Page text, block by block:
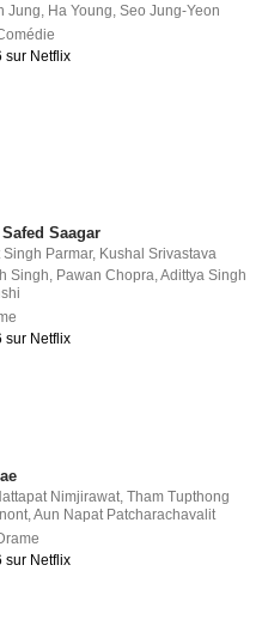
Jung Ha Young ,Seo Jung-Yeon
sur Netflix
Saagar
Parmar, Kushal Srivastava
Singh, Pawan Chopra,Adittya Singh
sur Netflix
Nimjirawat,Tham Tupthong
,Aun Napat Patcharachavalit
sur Netflix